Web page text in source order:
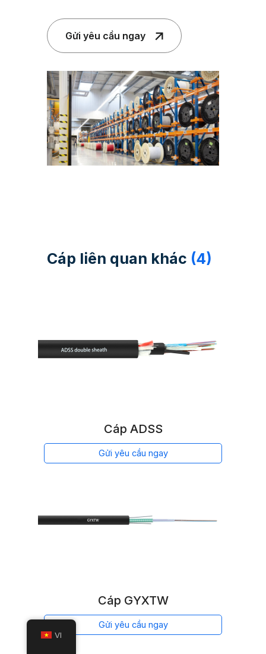
Gửi yêu cầu ngay
Cáp liên quan khác (4)
Cáp ADSS
Gửi yêu cầu ngay
Cáp GYXTW
Gửi yêu cầu ngay
VI